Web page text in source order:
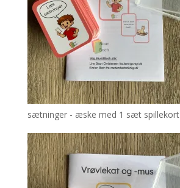
sætninger - æske med 1 sæt spillekort